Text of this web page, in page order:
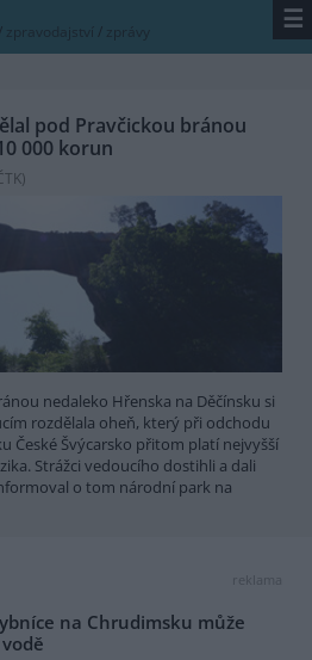
/ zpravodajství / zprávy ☰
pod Pravčickou bránou
000 korun
)
nedaleko Hřenska na Děčínsku si
rozdělala oheň, který při odchodu
České Švýcarsko přitom platí nejvyšší
Strážci vedoucího dostihli a dali
o tom národní park na
reklama
na Chrudimsku může